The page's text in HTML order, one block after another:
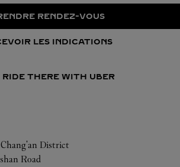
RENDEZ-VOUS
LES INDICATIONS
RIDE THERE WITH UBER
Chang'an District
Road